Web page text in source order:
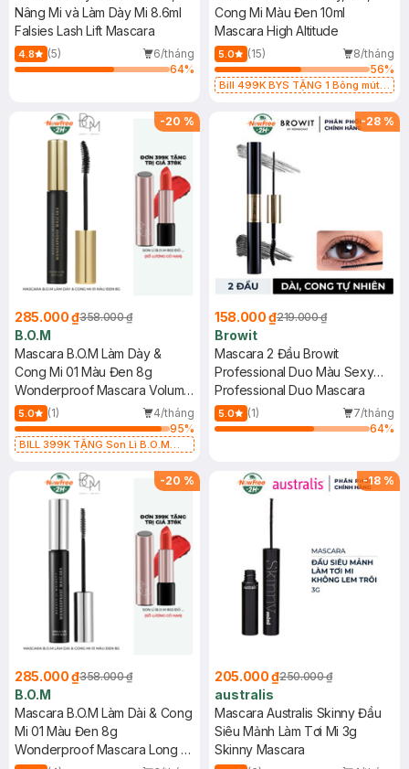
Nâng Mi và Làm Dày Mi 8.6ml
Falsies Lash Lift Mascara
4.8 (5)
6/tháng
64%
Cong Mi Màu Đen 10ml
Mascara High Altitude
5.0 (15)
8/tháng
56%
Bill 499K BYS TẶNG 1 Bông mút
-20 %
285.000 ₫358.000 ₫
B.O.M
Mascara B.O.M Làm Dày &
Cong Mi 01 Màu Đen 8g
Wonderproof Mascara Volume
& Curl #01 Deep Black
5.0 (1)
4/tháng
95%
BILL 399K TẶNG Son Lì B.O.M
(SL có hạn)
-28 %
158.000 ₫219.000 ₫
Browit
Mascara 2 Đầu Browit
Professional Duo Màu Sexy
Black 4g+4g
Professional Duo Mascara
5.0 (1)
7/tháng
64%
-20 %
285.000 ₫358.000 ₫
B.O.M
Mascara B.O.M Làm Dài & Cong
Mi 01 Màu Đen 8g
Wonderproof Mascara Long &
-18 %
205.000 ₫250.000 ₫
australis
Mascara Australis Skinny Đầu
Siêu Mảnh Làm Tơi Mi 3g
Skinny Mascara